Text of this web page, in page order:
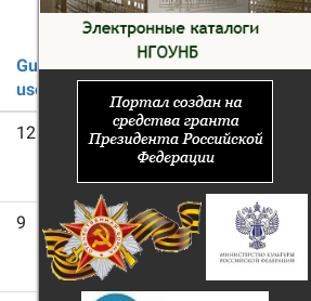
Guest
users
12
9